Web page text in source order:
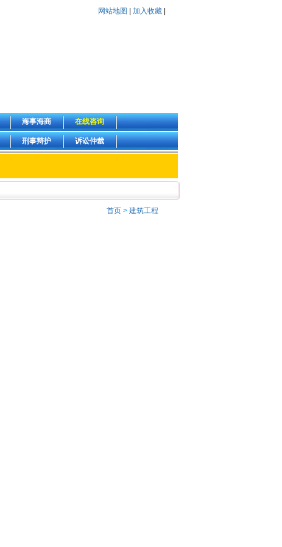
网站地图 加入收藏
海事海商 在线咨询
刑事辩护 诉讼仲裁
首页 > 建筑工程